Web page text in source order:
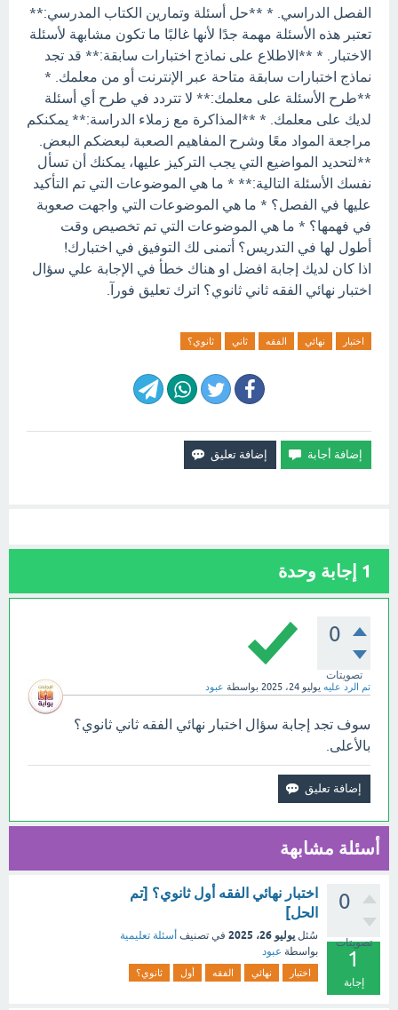
الفصل الدراسي. * **حل أسئلة وتمارين الكتاب المدرسي:**
تعتبر هذه الأسئلة مهمة جدًا لأنها غالبًا ما تكون مشابهة لأسئلة
الاختبار. * **الاطلاع على نماذج اختبارات سابقة:** قد تجد
نماذج اختبارات سابقة متاحة عبر الإنترنت أو من معلمك. *
**طرح الأسئلة على معلمك:** لا تتردد في طرح أي أسئلة
لديك على معلمك. * **المذاكرة مع زملاء الدراسة:** يمكنكم
مراجعة المواد معًا وشرح المفاهيم الصعبة لبعضكم البعض.
**لتحديد المواضيع التي يجب التركيز عليها، يمكنك أن تسأل
نفسك الأسئلة التالية:** * ما هي الموضوعات التي تم التأكيد
عليها في الفصل؟ * ما هي الموضوعات التي واجهت صعوبة
في فهمها؟ * ما هي الموضوعات التي تم تخصيص وقت
أطول لها في التدريس؟ أتمنى لك التوفيق في اختبارك!
اذا كان لديك إجابة افضل او هناك خطأ في الإجابة علي سؤال
اختبار نهائي الفقه ثاني ثانوي؟ اترك تعليق فورآ.
اختبار نهائي الفقه ثاني ثانوي؟
1 إجابة وحدة
0
تصويتات
تم الرد عليه يوليو 24، 2025 بواسطة عبود
سوف تجد إجابة سؤال اختبار نهائي الفقه ثاني ثانوي؟
بالأعلى.
أسئلة مشابهة
0
تصويتات
1
إجابة
اختبار نهائي الفقه أول ثانوي؟ [تم
الحل]
سُئل يوليو 26، 2025 في تصنيف أسئلة تعليمية
بواسطة عبود
اختبار نهائي الفقه أول ثانوي؟